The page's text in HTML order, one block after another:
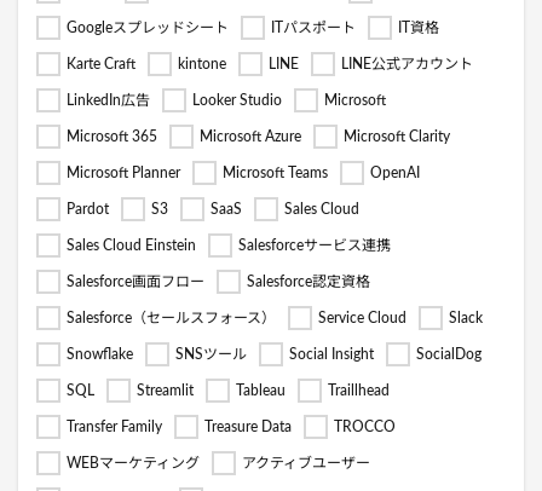
Googleスプレッドシート ITパスポート IT資格
Karte Craft kintone LINE LINE公式アカウント
LinkedIn広告 Looker Studio Microsoft
Microsoft 365 Microsoft Azure Microsoft Clarity
Microsoft Planner Microsoft Teams OpenAI
Pardot S3 SaaS Sales Cloud
Sales Cloud Einstein Salesforceサービス連携
Salesforce画面フロー Salesforce認定資格
Salesforce（セールスフォース） Service Cloud Slack
Snowflake SNSツール Social Insight SocialDog
SQL Streamlit Tableau Traillhead
Transfer Family Treasure Data TROCCO
WEBマーケティング アクティブユーザー